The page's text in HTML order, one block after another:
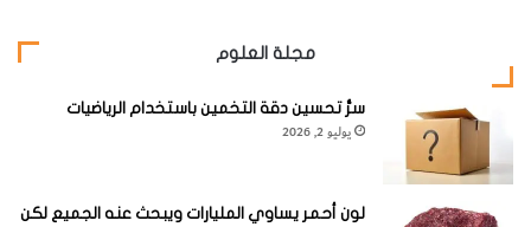
مجلة العلوم
سرُّ تحسين دقة التخمين باستخدام الرياضيات
يوليو 2, 2026
لون أحمر يساوي المليارات ويبحث عنه الجميع لكن